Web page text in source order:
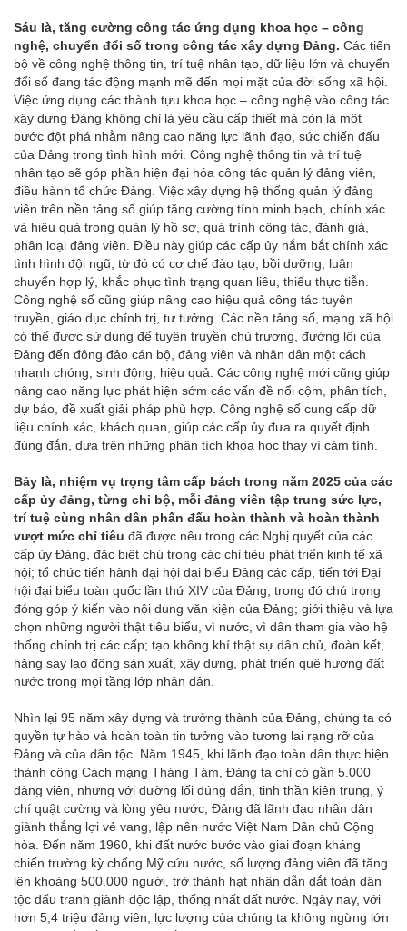
Sáu là, tăng cường công tác ứng dụng khoa học – công
nghệ, chuyển đổi số trong công tác xây dựng Đảng. Các tiến
bộ về công nghệ thông tin, trí tuệ nhân tạo, dữ liệu lớn và chuyển
đổi số đang tác động mạnh mẽ đến mọi mặt của đời sống xã hội.
Việc ứng dụng các thành tựu khoa học – công nghệ vào công tác
xây dựng Đảng không chỉ là yêu cầu cấp thiết mà còn là một
bước đột phá nhằm nâng cao năng lực lãnh đạo, sức chiến đấu
của Đảng trong tình hình mới. Công nghệ thông tin và trí tuệ
nhân tạo sẽ góp phần hiện đại hóa công tác quản lý đảng viên,
điều hành tổ chức Đảng. Việc xây dựng hệ thống quản lý đảng
viên trên nền tảng số giúp tăng cường tính minh bạch, chính xác
và hiệu quả trong quản lý hồ sơ, quá trình công tác, đánh giá,
phân loại đảng viên. Điều này giúp các cấp ủy nắm bắt chính xác
tình hình đội ngũ, từ đó có cơ chế đào tạo, bồi dưỡng, luân
chuyển hợp lý, khắc phục tình trạng quan liêu, thiếu thực tiễn.
Công nghệ số cũng giúp nâng cao hiệu quả công tác tuyên
truyền, giáo dục chính trị, tư tưởng. Các nền tảng số, mạng xã hội
có thể được sử dụng để tuyên truyền chủ trương, đường lối của
Đảng đến đông đảo cán bộ, đảng viên và nhân dân một cách
nhanh chóng, sinh động, hiệu quả. Các công nghệ mới cũng giúp
nâng cao năng lực phát hiện sớm các vấn đề nổi cộm, phân tích,
dự báo, đề xuất giải pháp phù hợp. Công nghệ số cung cấp dữ
liệu chính xác, khách quan, giúp các cấp ủy đưa ra quyết định
đúng đắn, dựa trên những phân tích khoa học thay vì cảm tính.
Bảy là, nhiệm vụ trọng tâm cấp bách trong năm 2025 của các
cấp ủy đảng, từng chi bộ, mỗi đảng viên tập trung sức lực,
trí tuệ cùng nhân dân phấn đấu hoàn thành và hoàn thành
vượt mức chỉ tiêu đã được nêu trong các Nghị quyết của các
cấp ủy Đảng, đặc biệt chú trọng các chỉ tiêu phát triển kinh tế xã
hội; tổ chức tiến hành đại hội đại biểu Đảng các cấp, tiến tới Đại
hội đại biểu toàn quốc lần thứ XIV của Đảng, trong đó chú trọng
đóng góp ý kiến vào nội dung văn kiện của Đảng; giới thiệu và lựa
chọn những người thật tiêu biểu, vì nước, vì dân tham gia vào hệ
thống chính trị các cấp; tạo không khí thật sự dân chủ, đoàn kết,
hăng say lao động sản xuất, xây dựng, phát triển quê hương đất
nước trong mọi tầng lớp nhân dân.
Nhìn lại 95 năm xây dựng và trưởng thành của Đảng, chúng ta có
quyền tự hào và hoàn toàn tin tưởng vào tương lai rạng rỡ của
Đảng và của dân tộc. Năm 1945, khi lãnh đạo toàn dân thực hiện
thành công Cách mạng Tháng Tám, Đảng ta chỉ có gần 5.000
đảng viên, nhưng với đường lối đúng đắn, tinh thần kiên trung, ý
chí quật cường và lòng yêu nước, Đảng đã lãnh đạo nhân dân
giành thắng lợi vẻ vang, lập nên nước Việt Nam Dân chủ Cộng
hòa. Đến năm 1960, khi đất nước bước vào giai đoạn kháng
chiến trường kỳ chống Mỹ cứu nước, số lượng đảng viên đã tăng
lên khoảng 500.000 người, trở thành hạt nhân dẫn dắt toàn dân
tộc đấu tranh giành độc lập, thống nhất đất nước. Ngày nay, với
hơn 5,4 triệu đảng viên, lực lượng của chúng ta không ngừng lớn